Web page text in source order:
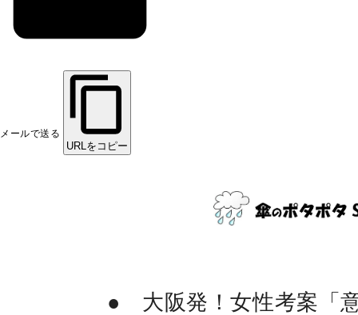
メールで送る
URLをコピー
● 大阪発！女性考案「